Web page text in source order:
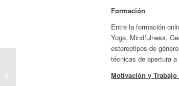
Formación
Entre la formación
Yoga, Mindfulness,
estereotipos de
técnicas de apertura
Motivación y